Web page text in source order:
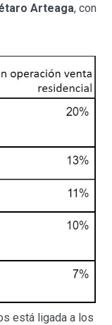
Arteaga, con
está ligada a los